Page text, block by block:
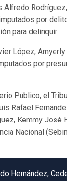
por
para delinquir
López, Amyerly
por
Público, el
Rafael
Kemmy José
Nacional
Hernández,